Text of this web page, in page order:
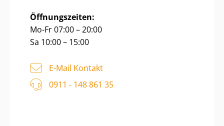
Öffnungszeiten:
Mo-Fr 07:00 – 20:00
Sa 10:00 – 15:00
E-Mail Kontakt
0911 - 148 861 35